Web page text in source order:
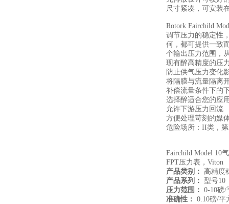
尺寸紧凑，可安装
Rotork Fairchild
调节压力的稳定性
何，都可提供一致
个输出压力范围，
现有醉高精度的压
防止供气压力变化
将隔膜与流量隔离
补偿流量条件下的
选择醉适合您的应
允许下游压力回流
方便处理苛刻的媒
危险场所：II类，
Fairchild Model 10
FPT压力表，Viton
产品类别：
高精度
产品系列： 型号10
压力范围： 0-10磅/
准确性： 0.10磅/平